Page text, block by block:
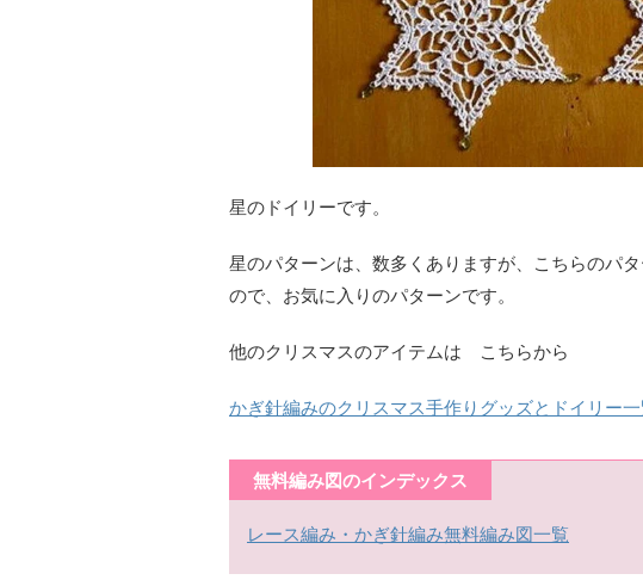
星のドイリーです。
星のパターンは、数多くありますが、こちらのパ
ので、お気に入りのパターンです。
他のクリスマスのアイテムは こちらから
かぎ針編みのクリスマス手作りグッズとドイリー
無料編み図のインデックス
レース編み・かぎ針編み無料編み図一覧